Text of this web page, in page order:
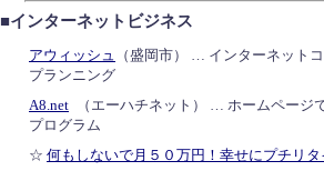
■インターネットビジネス
アウィッシュ
（盛岡市） … インターネット
プランニング
A8.net
（エーハチネット） … ホームページ
プログラム
☆ 何もしないで月５０万円！幸せにプチリ